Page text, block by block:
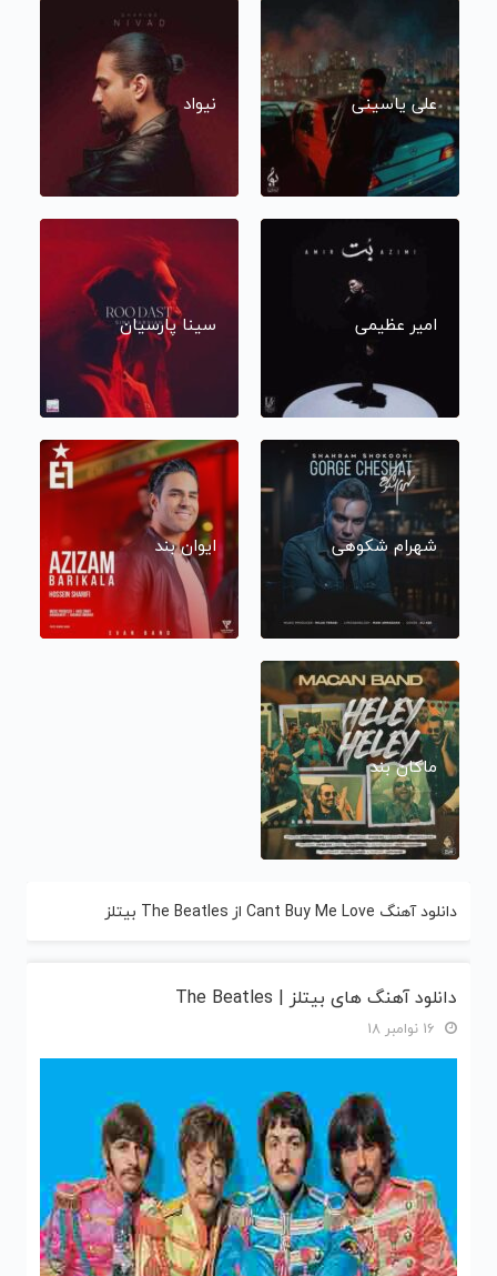
علی یاسینی نیواد
امیر عظیمی سینا پارسیان
شهرام شکوهی ایوان بند
ماکان بند
دانلود آهنگ Cant Buy Me Love از The Beatles بیتلز
دانلود آهنگ های بیتلز | The Beatles